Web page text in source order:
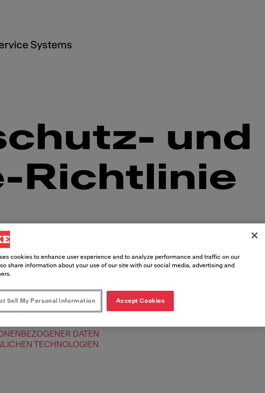
Systems
und
Richtlinie
DATEN
TECHNOLOGIEN
cookies to enhance user experience and to analyze performance and traffic on our
share information about your use of our site with our social media, advertising and
Sell My Personal Information Accept Cookies